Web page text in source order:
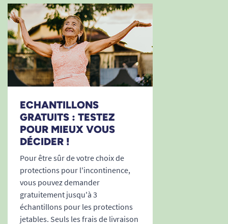
barrière de fixation autocollante.
Cœur SAP 3+ System absorbant,
neutralisation des odeurs et défense contre
les bactéries.
Boîte de 20 unités, emballage individuel
pour discrétion maximale.
Surface micro-aérée pour la santé de votre
peau et confort respirant, toute la journée.
Idéal pour les femmes soucieuses de
garder leur autonomie, leur sérénité et leur
confort à chaque instant.
Besoin d’un conseil ou d’en savoir plus sur la
gestion de l’incontinence légère ? Découvrez
aussi notre guideComment choisir une
protection urinaire féminine ?
ECHANTILLONS
GRATUITS : TESTEZ
POUR MIEUX VOUS
DÉCIDER !
Pour être sûr de votre choix de
protections pour l'incontinence,
vous pouvez demander
gratuitement jusqu'à 3
échantillons pour les protections
jetables. Seuls les frais de livraison